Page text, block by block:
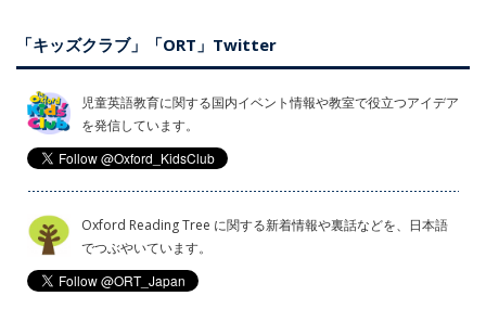
「キッズクラブ」「ORT」Twitter
児童英語教育に関する国内イベント情報や教室で役立つアイデア
を発信しています。
Oxford Reading Tree に関する新着情報や裏話などを、日本語
でつぶやいています。